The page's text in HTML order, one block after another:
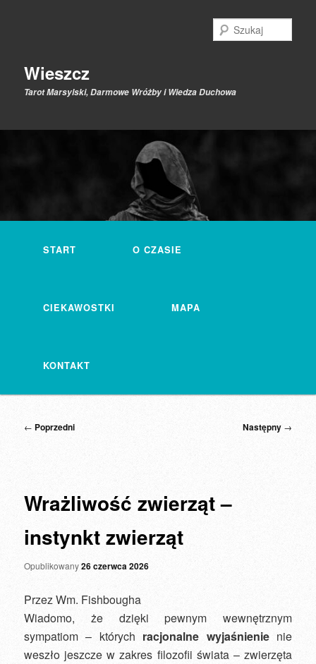
Wieszcz
Tarot Marsylski, Darmowe Wróżby i Wiedza Duchowa
START O CZASIE
CIEKAWOSTKI MAPA
KONTAKT
Nawigacja
← Poprzedni Następny →
Wrażliwość zwierząt –
instynkt zwierząt
Opublikowany26 czerwca 2026
Przez Wm. Fishbougha
Wiadomo, że dzięki pewnym wewnętrznym
sympatiom – których racjonalne wyjaśnienienie
weszło jeszcze w zakres filozofii świata – zwierzęta